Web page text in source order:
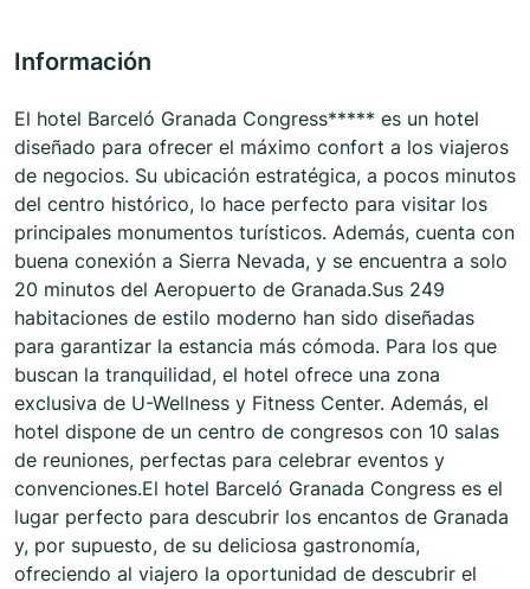
Información
El hotel Barceló Granada Congress***** es un hotel
diseñado para ofrecer el máximo confort a los viajeros
de negocios. Su ubicación estratégica, a pocos minutos
del centro histórico, lo hace perfecto para visitar los
principales monumentos turísticos. Además, cuenta con
buena conexión a Sierra Nevada, y se encuentra a solo
20 minutos del Aeropuerto de Granada.Sus 249
habitaciones de estilo moderno han sido diseñadas
para garantizar la estancia más cómoda. Para los que
buscan la tranquilidad, el hotel ofrece una zona
exclusiva de U-Wellness y Fitness Center. Además, el
hotel dispone de un centro de congresos con 10 salas
de reuniones, perfectas para celebrar eventos y
convenciones.El hotel Barceló Granada Congress es el
lugar perfecto para descubrir los encantos de Granada
y, por supuesto, de su deliciosa gastronomía,
ofreciendo al viajero la oportunidad de descubrir el